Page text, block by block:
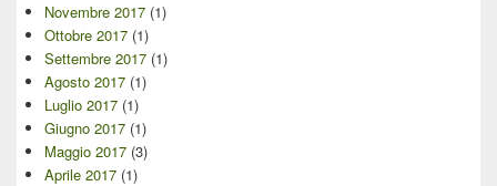
Novembre 2017 (1)
Ottobre 2017 (1)
Settembre 2017 (1)
Agosto 2017 (1)
Luglio 2017 (1)
Giugno 2017 (1)
Maggio 2017 (3)
Aprile 2017 (1)